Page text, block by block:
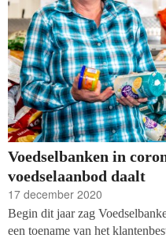
Voedselbanken in
voedselaanbod daalt
17 december 2020
Begin dit jaar zag
een toename van het